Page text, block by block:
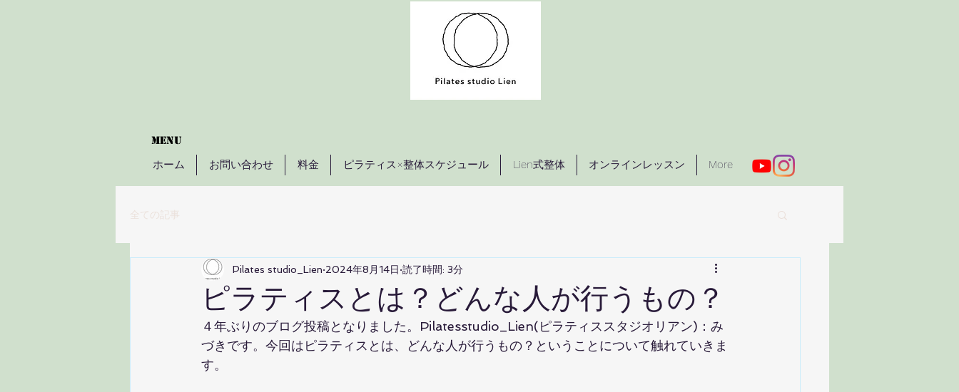
ホーム お問い合わせ 料金 ピラティス×整体スケジュール Lien式整体 オンラインレッスン More
​menu
全ての記事
ピラティスとは？どんな人が行うもの？
Pilates studio_Lien 2024年8月14日 読了時間: 3分
４年ぶりのブログ投稿となりました。Pilatesstudio_Lien(ピラティススタジオリアン)：み
づきです。今回はピラティスとは、どんな人が行うもの？ということについて触れていきま
す。